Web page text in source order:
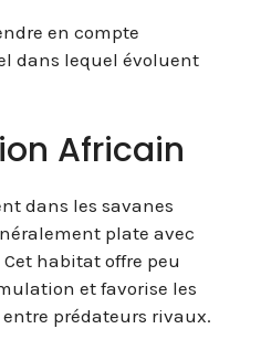
en compte
dans lequel évoluent
Africain
dans les savanes
plate avec
habitat offre peu
et favorise les
prédateurs rivaux.